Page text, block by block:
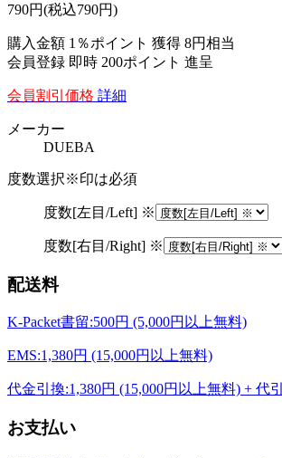
790円(税込790円)
購入金額 1％ポイント 獲得 8円相当
会員登録 即時 200ポイント 進呈
会員割引価格 詳細
メーカー
DUEBA
度数選択※印は必須
度数[左目/Left] ※
度数[右目/Right] ※
配送料
K-Packet書留:500円 (5,000円以上無料)
EMS:1,380円 (15,000円以上無料)
代金引換:1,380円 (15,000円以上無料) + 代
お支払い